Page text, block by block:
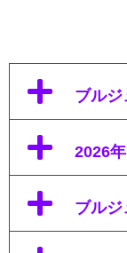
ブル
2026
ブル